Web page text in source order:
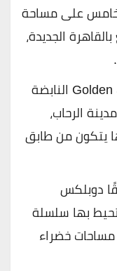
على مساحة
الجديدة،
يقع بالقرب من منطقة Golden Square النابضة
من مدينة الرحاب،
كل منها يتكون من طابق
دوبلكس
بها سلسلة
مساحات خضراء